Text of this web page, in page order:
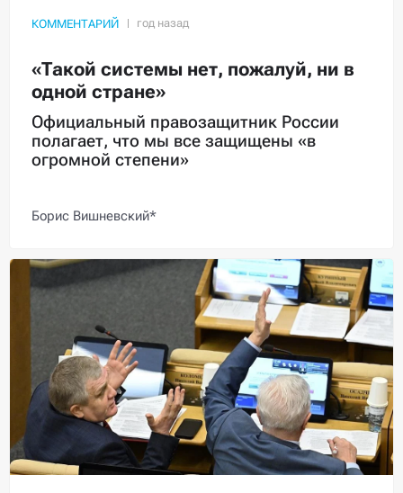
КОММЕНТАРИЙ
«Такой системы нет, пожалуй, ни в
одной стране»
Официальный правозащитник России
полагает, что мы все защищены «в
огромной степени»
Борис Вишневский*